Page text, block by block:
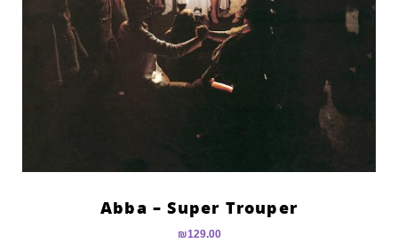
Abba – Super Trouper
₪129.00